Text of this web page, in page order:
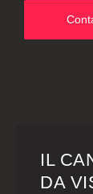
IL
DA